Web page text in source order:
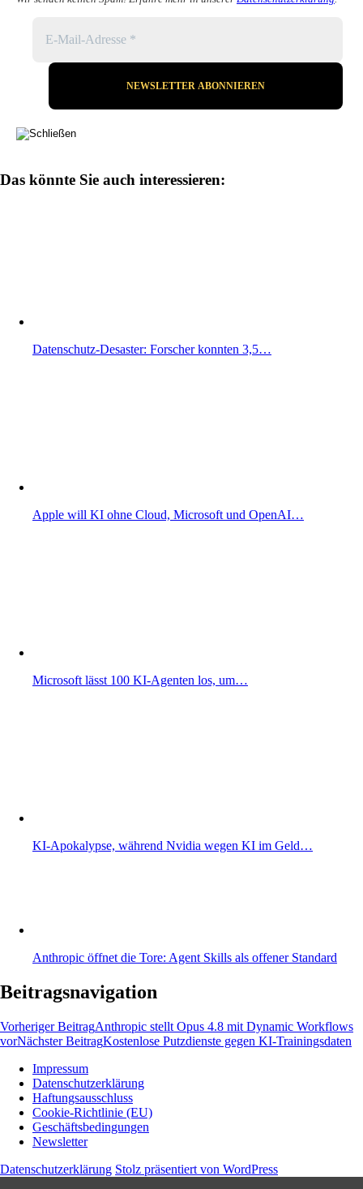
Das könnte Sie auch interessieren:
Datenschutz-Desaster: Forscher konnten 3,5…
Apple will KI ohne Cloud, Microsoft und OpenAI…
Microsoft lässt 100 KI-Agenten los, um…
KI-Apokalypse, während Nvidia wegen KI im Geld…
Anthropic öffnet die Tore: Agent Skills als offener Standard
Beitragsnavigation
Vorheriger BeitragAnthropic stellt Opus 4.8 mit Dynamic Workflows
vorNächster BeitragKostenlose Putzdienste gegen KI-Trainingsdaten
Wissen und News zu KI, Social Media und
Co.
Impressum
Datenschutzerklärung
Haftungsausschluss
Cookie-Richtlinie (EU)
Geschäftsbedingungen
Newsletter
Datenschutzerklärung Stolz präsentiert von WordPress